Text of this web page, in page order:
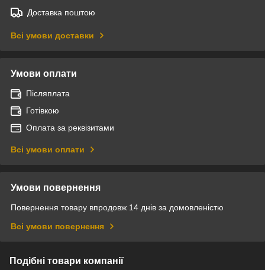
Доставка поштою
Всі умови доставки
Умови оплати
Післяплата
Готівкою
Оплата за реквізитами
Всі умови оплати
Умови повернення
Повернення товару впродовж 14 днів за домовленістю
Всі умови повернення
Подібні товари компанії